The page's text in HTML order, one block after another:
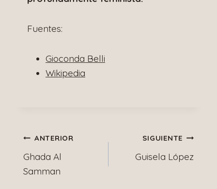
Fuentes:
Gioconda Belli
Wikipedia
Navegación
de
ANTERIOR
Ghada Al
Samman
SIGUIENTE
Guisela López